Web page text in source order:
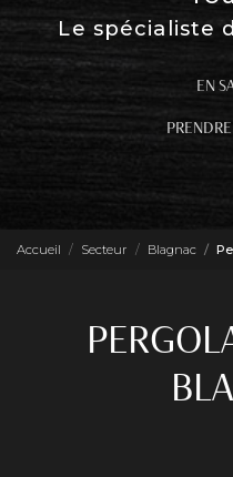
Le spécialiste
EN
Accueil Secteur Blagnac